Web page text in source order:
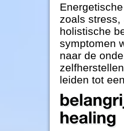
zoals stress,
holistische
symptomen
naar de
leiden tot